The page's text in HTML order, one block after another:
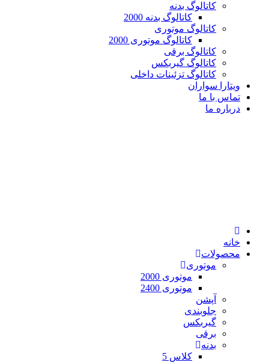
کاتالوگ بدنه
کاتالوگ بدنه 2000
کاتالوگ موتوری
کاتالوگ موتوری 2000
کاتالوگ برقی
کاتالوگ گیربکس
کاتالوگ تزئینات داخلی
ویتارا سواران
تماس با ما
درباره ما
خانه
محصولات
موتوری
موتوری 2000
موتوری 2400
آپشن
جلوبندی
گیربکس
برقی
بدنه
کلاس 5